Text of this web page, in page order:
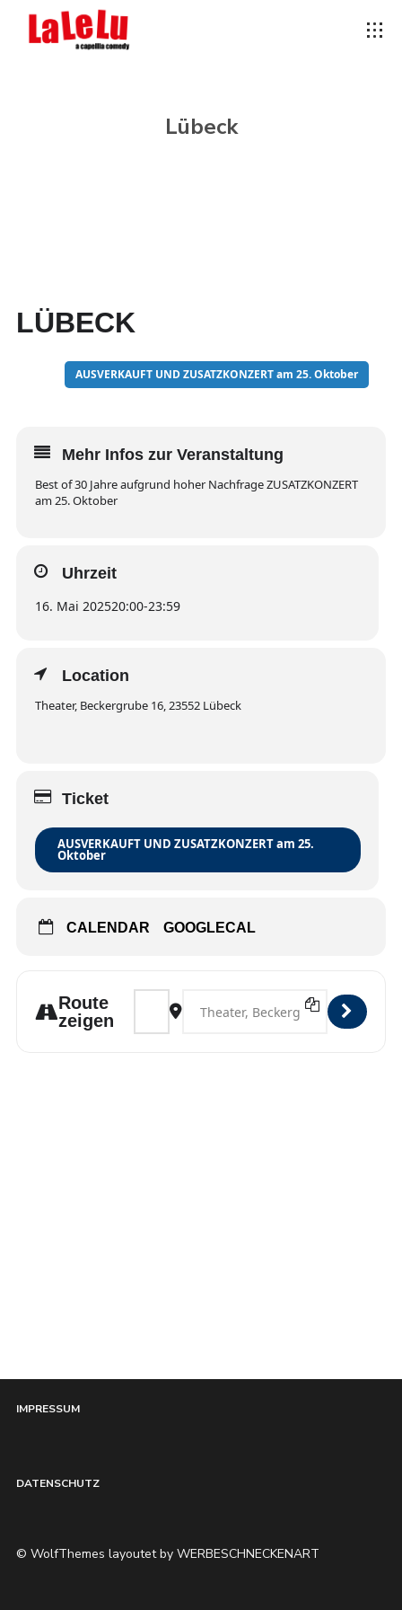
Lübeck
LÜBECK
AUSVERKAUFT UND ZUSATZKONZERT am 25. Oktober
Mehr Infos zur Veranstaltung
Best of 30 Jahre aufgrund hoher Nachfrage ZUSATZKONZERT
am 25. Oktober
Uhrzeit
16. Mai 202520:00-23:59
Location
Theater, Beckergrube 16, 23552 Lübeck
Ticket
AUSVERKAUFT UND ZUSATZKONZERT am 25.
Oktober
CALENDAR GOOGLECAL
Route
zeigen
Address - Lübeck [i1UqDuLL4]
Destination Address - Lübeck
IMPRESSUM
DATENSCHUTZ
© WolfThemes layoutet by WERBESCHNECKENART